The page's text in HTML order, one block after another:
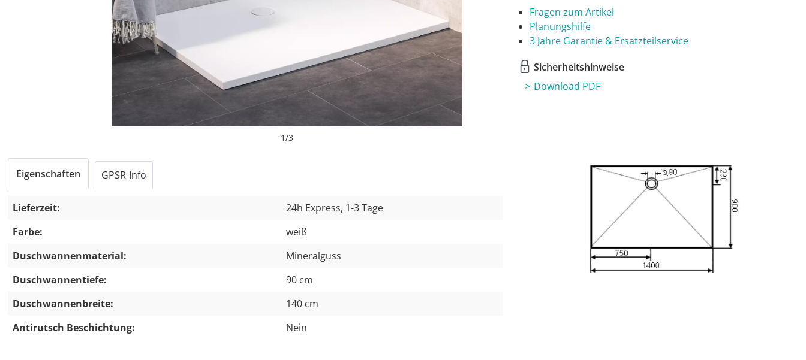
1/3
Fragen zum Artikel
Planungshilfe
3 Jahre Garantie & Ersatzteilservice
Sicherheitshinweise
Download PDF
Eigenschaften GPSR-Info
Lieferzeit:
24h Express, 1-3 Tage
Farbe:
weiß
Duschwannenmaterial:
Mineralguss
Duschwannentiefe:
90 cm
Duschwannenbreite:
140 cm
Antirutsch Beschichtung:
Nein